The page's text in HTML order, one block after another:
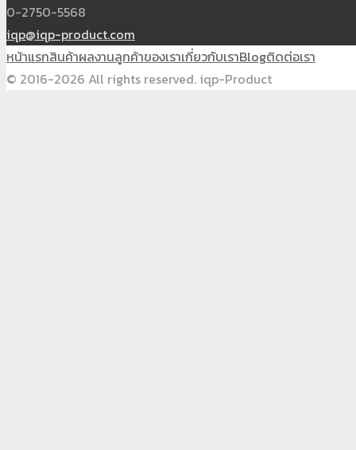
0-2750-5568
iqp@iqp-product.com
หน้าแรกสินค้าผลงานลูกค้าของเราเกี่ยวกับเราBlogติดต่อเรา
© 2016-2026 All rights reserved. iqp-Product